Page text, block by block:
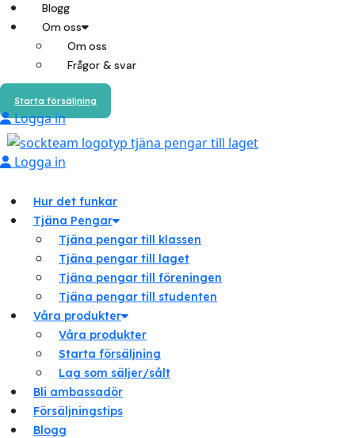
Blogg
Om oss
Om oss
Frågor & svar
Starta försäljning
Logga in
Logga in
Hur det funkar
Tjäna Pengar
Tjäna pengar till klassen
Tjäna pengar till laget
Tjäna pengar till föreningen
Tjäna pengar till studenten
Våra produkter
Våra produkter
Starta försäljning
Lag som säljer/sålt
Bli ambassadör
Försäljningstips
Blogg